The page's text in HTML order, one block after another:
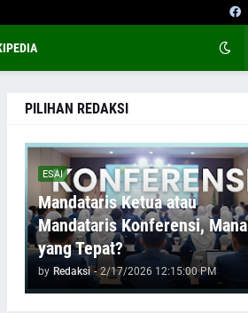
PILIHAN REDAKSI
ESAI
Mandataris Ketua atau
Mandataris Konferensi, Mana
yang Tepat?
by Redaksi - 2/17/2026 12:15:00 PM